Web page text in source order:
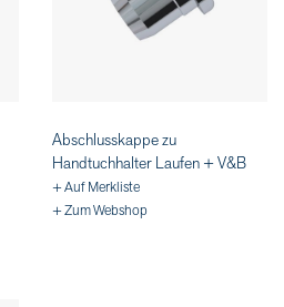
Abschlusskappe zu
Handtuchhalter Laufen + V&B
+ Auf Merkliste
+ Zum Webshop